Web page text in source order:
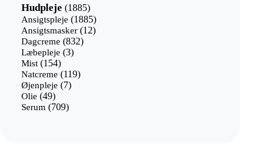
Hudpleje 18851885
varer
Ansigtspleje 18851885
varer
Ansigtsmasker 1212
Dagcreme 832832
Læbepleje 33
Mist 154154
varer
Natcreme 119119
Øjenpleje 77
Olie 4949
varer
Serum 709709